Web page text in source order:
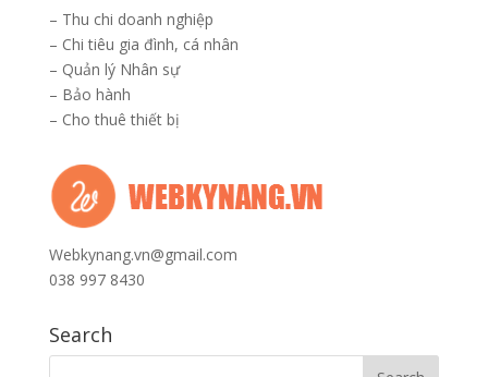
– Thu chi doanh nghiệp
– Chi tiêu gia đình, cá nhân
– Quản lý Nhân sự
– Bảo hành
– Cho thuê thiết bị
Webkynang.vn@gmail.com
038 997 8430
Search